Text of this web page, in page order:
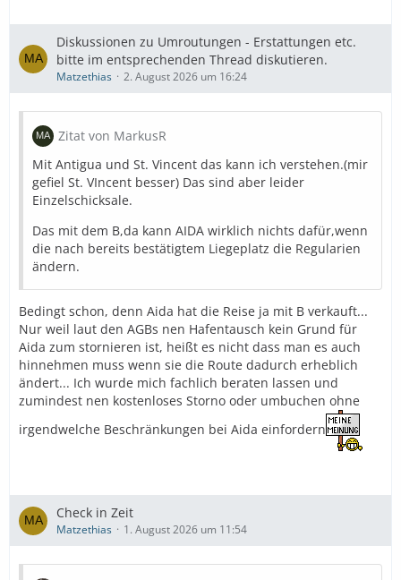
gebucht werden verdienen sie wiederum was.
Könnte sich ggf rechnen für Aida 🤔
Diskussionen zu Umroutungen - Erstattungen etc.
bitte im entsprechenden Thread diskutieren.
Matzethias 2. August 2026 um 16:24
Zitat von MarkusR
Mit Antigua und St. Vincent das kann ich verstehen.(mir
gefiel St. VIncent besser) Das sind aber leider
Einzelschicksale.
Das mit dem B,da kann AIDA wirklich nichts dafür,wenn
die nach bereits bestätigtem Liegeplatz die Regularien
ändern.
Bedingt schon, denn Aida hat die Reise ja mit B verkauft...
Nur weil laut den AGBs nen Hafentausch kein Grund für
Aida zum stornieren ist, heißt es nicht dass man es auch
hinnehmen muss wenn sie die Route dadurch erheblich
ändert... Ich wurde mich fachlich beraten lassen und
zumindest nen kostenloses Storno oder umbuchen ohne
irgendwelche Beschränkungen bei Aida einfordern
Check in Zeit
Matzethias 1. August 2026 um 11:54